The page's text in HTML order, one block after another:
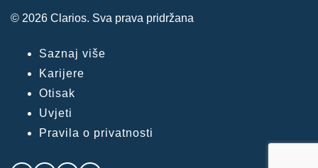
© 2026 Clarios. Sva prava pridržana
Saznaj više
Karijere
Otisak
Uvjeti
Pravila o privatnosti